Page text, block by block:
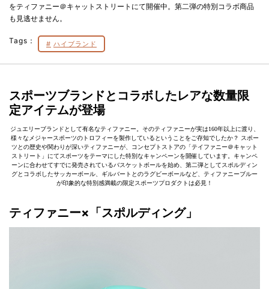
をティファニー＠キャットストリートにて開催中。第二弾の特別コラボ商品
も見逃せません。
Tags： ハイブランド
スポーツブランドとコラボしたレアな数量限
定アイテムが登場
ジュエリーブランドとして有名なティファニー。そのティファニーが実は160年以上に渡り、
様々なメジャースポーツのトロフィーを製作しているということをご存知でしたか？ スポー
ツとの歴史や関わりが深いティファニーが、コンセプトストアの「テイファニー＠キャット
ストリート」にてスポーツをテーマにした特別なキャンペーンを開催しています。キャンペ
ーンに合わせてすでに発売されているバスケットボールを始め、第二弾としてスポルディン
グとコラボしたサッカーボール、ギルバートとのラグビーボールなど、ティファニーブルー
が印象的な特別感満載の限定スポーツプロダクトは必見！
ティファニー×「スポルディング」